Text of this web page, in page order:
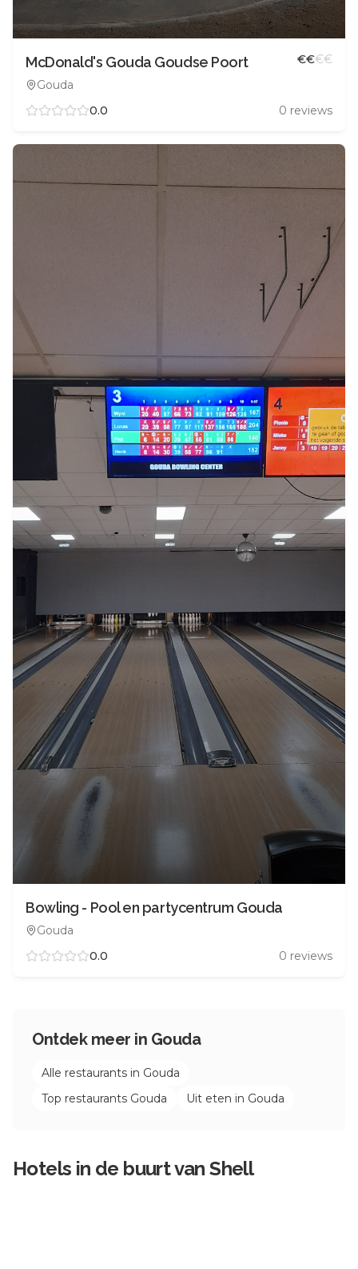
McDonald's Gouda Goudse Poort
Gouda
€€€€
0.0 0 reviews
Bowling - Pool en partycentrum Gouda
Gouda
0.0
0 reviews
Ontdek meer in Gouda
Alle restaurants in Gouda
Top restaurants Gouda Uit eten in Gouda
Hotels in de buurt vanShell